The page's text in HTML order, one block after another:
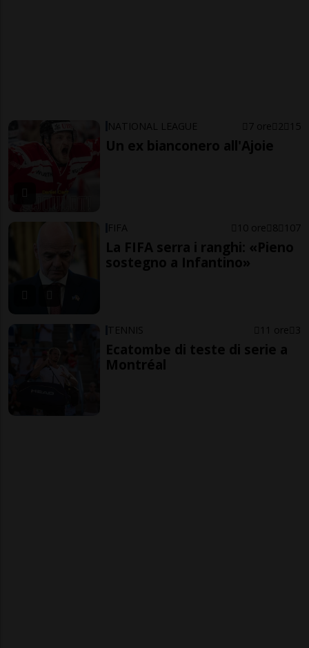
NATIONAL LEAGUE 7 ore 2 15
Un ex bianconero all'Ajoie
FIFA 10 ore 8 107
La FIFA serra i ranghi: «Pieno
sostegno a Infantino»
TENNIS 11 ore 3
Ecatombe di teste di serie a
Montréal